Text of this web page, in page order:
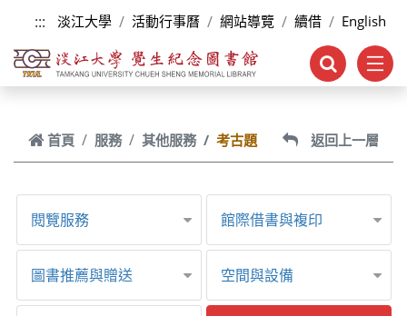
跳到主要內容
::: 淡江大學 活動行事曆 網站導覽 續借 English
首頁 服務 其他服務 考古題 返回上一層
閱覽服務 館際借書與複印
圖書推薦與贈送 空間與設備